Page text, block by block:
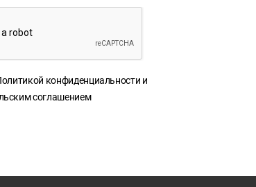
конфиденциальности и
соглашением